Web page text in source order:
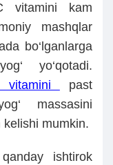
vitamini kam
mashqlar
bo‘lganlarga
yo‘qotadi.
vitamini
past
massasini
kelishi mumkin.
ishtirok